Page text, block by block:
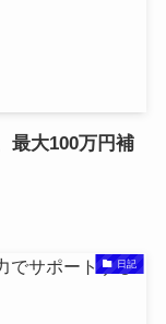
最大100万円補
日記